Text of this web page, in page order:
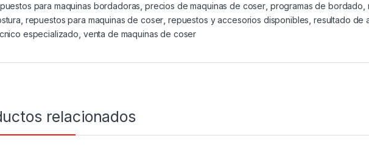
para maquinas bordadoras precios de maquinas de coser programas de bordado
repuestos para maquinas de coser ,repuestos y accesorios disponibles ,resultado de
especializado venta de maquinas de coser
relacionados